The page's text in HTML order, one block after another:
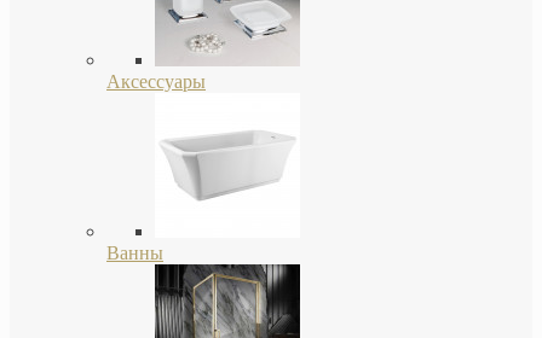
Аксессуары
Ванны